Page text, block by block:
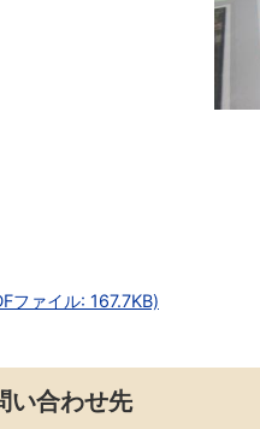
ファイル: 167.7KB)
い合わせ先